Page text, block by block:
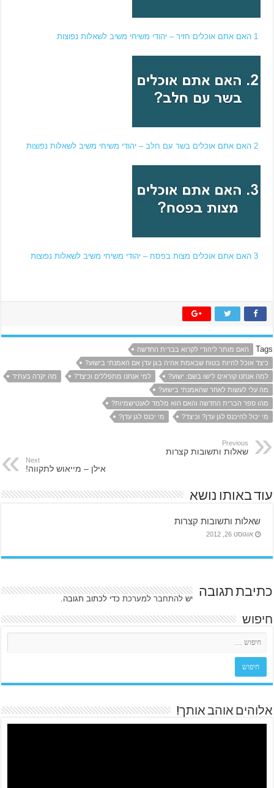
1 האם אתם אוכלים חזיר – יהודי משיחי משיב לשאלות נפוצות
2 האם אתם אוכלים בשר עם חלב – יהודי משיחי משיב לשאלות נפוצות
3 האם אתם אוכלים מצות בפסח – יהודי משיחי משיב לשאלות נפוצות
Tags
האם מותר ליהודי לקרוא בברית החדשה
כיצד אוכל להיות בטוח שבאמת אהיה בגן עדן אם האמנתי בישוע?
למה אנחנו קוראים לישו בשם: ישוע?
למי אנחנו מתפללים וכיצד?
מה יקרה בעתיד
מה עלי לעשות לאחר שהאמנתי בישוע?
מהו ספר הברית החדשה והאם הוא מלמד לאנטישמיות?
מי יכול להיכנס לגן עדן? וכיצד?
מי יכנס לגן עדן?
Previous
שאלות ותשובות קצרות
Next
אילן – מייאוש לתקווה!
עוד באותו נושא
שאלות ותשובות קצרות
אוגוסט 26, 2012
כתיבת תגובה ישלהתחבר למערכת כדי לכתוב תגובה.
חיפוש
אלוהים אוהב אותך!